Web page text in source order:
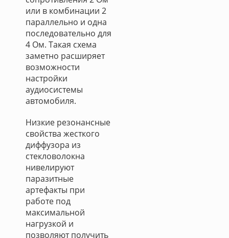
или в комбинации 2
параллельно и одна
последовательно для
4 Oм. Такая схема
заметно расширяет
возможности
настройки
аудиосистемы
автомобиля.
Низкие резонансные
свойства жесткого
диффузора из
стекловолокна
нивелируют
паразитные
артефакты при
работе под
максимальной
нагрузкой и
позволяют получить